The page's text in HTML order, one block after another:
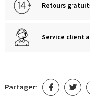
Retours
Service client
Partager: